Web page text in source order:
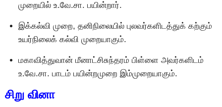
முறையில் உ.வே.சா. பயின்றார்.
இக்கல்வி முறை, தனிநிலையில் புலவர்களிடத்துக் கற்கும்
உயர்நிலைக் கல்வி முறையாகும்.
மகாவித்துவான் மீனாட்சிசுந்தரம் பிள்ளை அவர்களிடம்
உ.வே.சா. பாடம் பயின்றமுறை இம்முறையாகும்.
சிறு வினா